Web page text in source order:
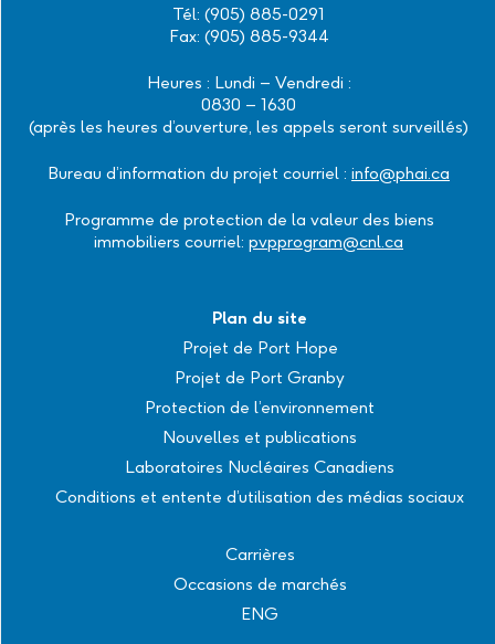
Tél: (905) 885-0291
Fax: (905) 885-9344
Heures : Lundi – Vendredi :
0830 – 1630
(après les heures d’ouverture, les appels seront surveillés)
Bureau d’information du projet courriel : info@phai.ca
Programme de protection de la valeur des biens
immobiliers courriel: pvpprogram@cnl.ca
Plan du site
Projet de Port Hope
Projet de Port Granby
Protection de l’environnement
Nouvelles et publications
Laboratoires Nucléaires Canadiens
Conditions et entente d’utilisation des médias sociaux
Carrières
Occasions de marchés
ENG